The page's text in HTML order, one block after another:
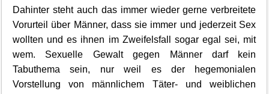
Dahinter steht auch das immer wieder gerne verbreitete
Vorurteil über Männer, dass sie immer und jederzeit Sex
wollten und es ihnen im Zweifelsfall sogar egal sei, mit
wem. Sexuelle Gewalt gegen Männer darf kein
Tabuthema sein, nur weil es der hegemonialen
Vorstellung von männlichem Täter- und weiblichen